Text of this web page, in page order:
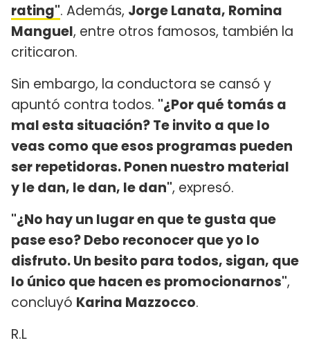
rating". Además, Jorge Lanata, Romina
Manguel, entre otros famosos, también la
criticaron.
Sin embargo, la conductora se cansó y
apuntó contra todos. "¿Por qué tomás a
mal esta situación? Te invito a que lo
veas como que esos programas pueden
ser repetidoras. Ponen nuestro material
y le dan, le dan, le dan", expresó.
"¿No hay un lugar en que te gusta que
pase eso? Debo reconocer que yo lo
disfruto. Un besito para todos, sigan, que
lo único que hacen es promocionarnos",
concluyó Karina Mazzocco.
R.L